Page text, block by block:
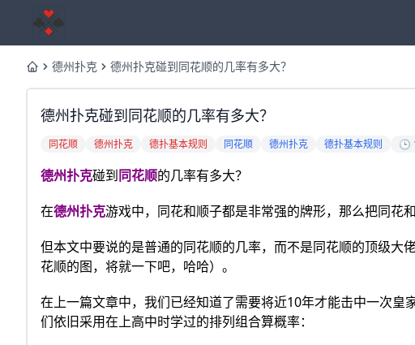
Home德州扑克 德州扑克碰到同花顺的几率有多大？
德州扑克碰到同花顺的几率有多大？
同花顺 德州扑克 德扑基本规则 同花顺 德州扑克 德扑基本规则 🕒
德州扑克碰到同花顺的几率有多大？
在德州扑克游戏中，同花和顺子都是非常强的牌形，那么把同花
但本文中要说的是普通的同花顺的几率，而不是同花顺的顶级
花顺的图，将就一下吧，哈哈）。
在上一篇文章中，我们已经知道了需要将近10年才能击中一次
们依旧采用在上高中时学过的排列组合算概率：